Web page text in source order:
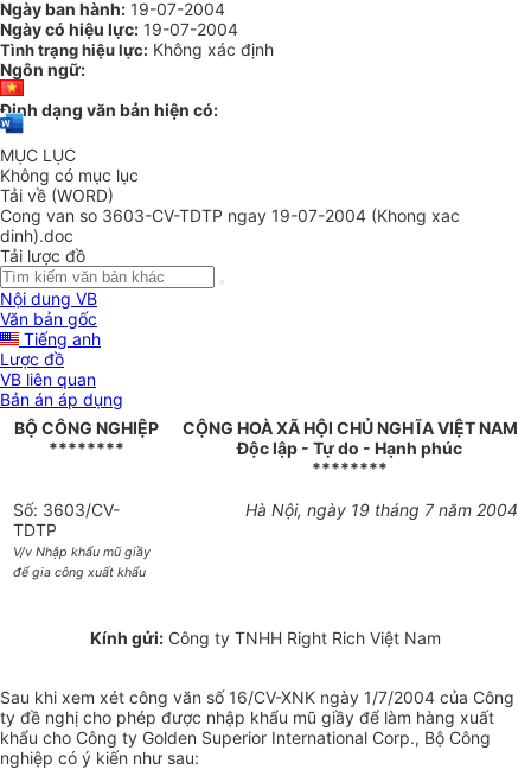
Ngày ban hành: 19-07-2004
Ngày có hiệu lực: 19-07-2004
Tình trạng hiệu lực: Không xác định
Ngôn ngữ:
Định dạng văn bản hiện có:
MỤC LỤC
Không có mục lục
Tải về (WORD)
Cong van so 3603-CV-TDTP ngay 19-07-2004 (Khong xac
dinh).doc
Tải lược đồ
Nội dung VB
Văn bản gốc
Tiếng anh
Lược đồ
VB liên quan
Bản án áp dụng
BỘ CÔNG NGHIỆP
********
CỘNG HOÀ XÃ HỘI CHỦ NGHĨA VIỆT NAM
Độc lập - Tự do - Hạnh phúc
********
Số: 3603/CV-
TDTP
V/v Nhập khẩu mũ giầy
để gia công xuất khẩu
Hà Nội, ngày 19 tháng 7 năm 2004
Kính gửi: Công ty TNHH Right Rich Việt Nam
Sau khi xem xét công văn số 16/CV-XNK ngày 1/7/2004 của Công
ty đề nghị cho phép được nhập khẩu mũ giầy để làm hàng xuất
khẩu cho Công ty Golden Superior International Corp., Bộ Công
nghiệp có ý kiến như sau: